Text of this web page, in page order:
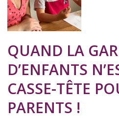
QUAND LA
D’ENFANTS
CASSE-TÊTE
PARENTS !